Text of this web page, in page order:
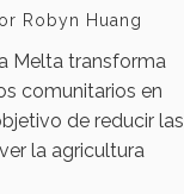
Robyn Huang
Melta transforma
comunitarios en
de reducir las
la agricultura